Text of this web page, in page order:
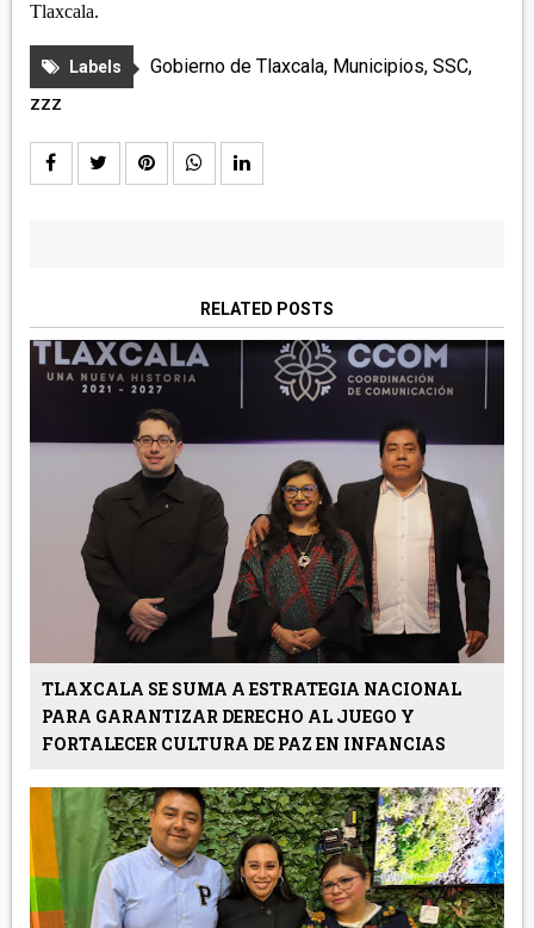
Tlaxcala.
Labels Gobierno de Tlaxcala, Municipios, SSC,
zzz
RELATED POSTS
TLAXCALA SE SUMA A ESTRATEGIA NACIONAL
PARA GARANTIZAR DERECHO AL JUEGO Y
FORTALECER CULTURA DE PAZ EN INFANCIAS